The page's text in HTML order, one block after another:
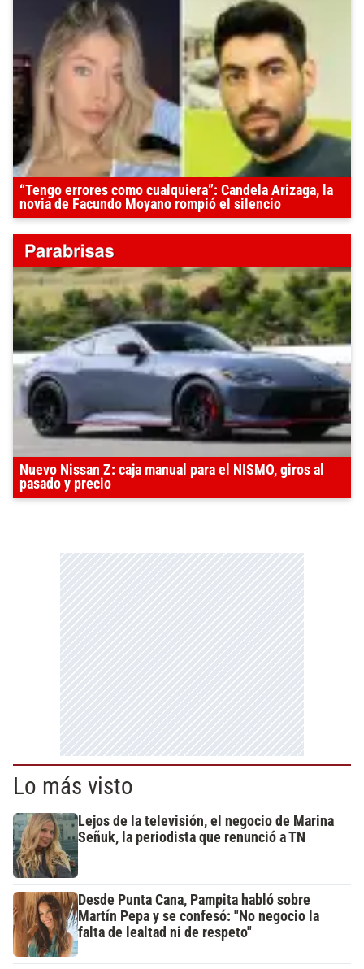
“Tengo errores como cualquiera”: Candela Arizaga, la
novia de Facundo Moyano rompió el silencio
Nuevo Nissan Z: caja manual para el NISMO, giros al
pasado y precio
Lo más visto
Lejos de la televisión, el negocio de Marina
Señuk, la periodista que renunció a TN
Desde Punta Cana, Pampita habló sobre
Martín Pepa y se confesó: "No negocio la
falta de lealtad ni de respeto"